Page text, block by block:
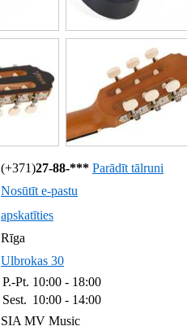
(+371)27-88-*** Parādīt tālruni
Nosūtīt e-pastu
apskatīties
Rīga
Ulbrokas 30
P.-Pt. 10:00 - 18:00
Sest. 10:00 - 14:00
SIA MV Music